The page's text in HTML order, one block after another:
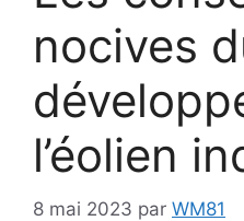
nocives
l’éolien
8 mai 2023 par WM81